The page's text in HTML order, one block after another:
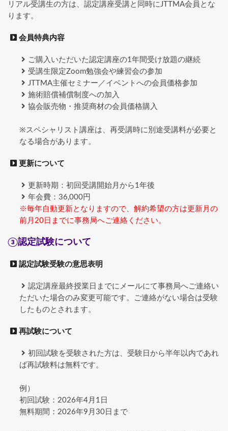
リアル受講生の方は、認定講座受講と同時にJTTMA会員とな
ります。
会員特典内容
ご購入いただいた認定講座の1年間受け放題の継続
受講生限定Zoom勉強会や練習会の参加
JTTMA主催セミナー／イベントへの会員価格参加
施術賠償補償制度への加入
協会販売物・推奨商材の会員価格購入
※スペシャリスト講座は、再受講時に別途受講料が必要と
なる場合があります。
更新について
更新時期：初回受講開始月から1年後
年会費：36,000円
※毎年自動更新となりますので、解約希望の方は更新月の
前月20日までに事務局へご連絡ください。
③認定試験について
認定試験受験の意思表明
認定講座最終授業日までにメールにて事務局へご連絡い
ただいた場合のみ変更可能です。ご連絡がない場合は受験
したものとされます。
再試験について
初回試験を受験された方は、受験日から半年以内であれ
ば再試験料は無料です。
例）
初回試験：2026年4月1日
無料期間：2026年9月30日まで